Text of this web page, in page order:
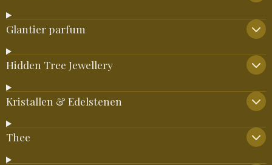
Glantier parfum
Hidden Tree Jewellery
Kristallen & Edelstenen
Thee